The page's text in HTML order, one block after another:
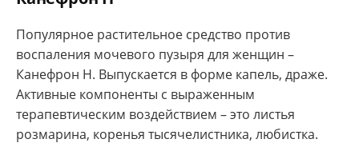
Популярное растительное средство против
воспаления мочевого пузыря для женщин –
Канефрон Н. Выпускается в форме капель, драже.
Активные компоненты с выраженным
терапевтическим воздействием – это листья
розмарина, коренья тысячелистника, любистка.